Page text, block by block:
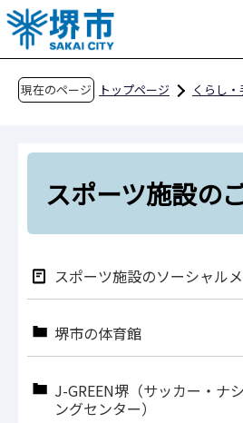
こ
の
ペ
現在のページ トップページ くらし・
スポーツ施設の
スポーツ施設のソーシャル
堺市の体育館
J-GREEN堺（サッカー・ナ
ングセンター）